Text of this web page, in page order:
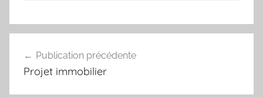
de
Publication précédente
Projet immobilier